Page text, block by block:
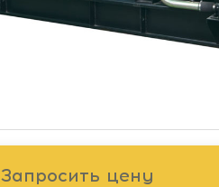
Запросить цену